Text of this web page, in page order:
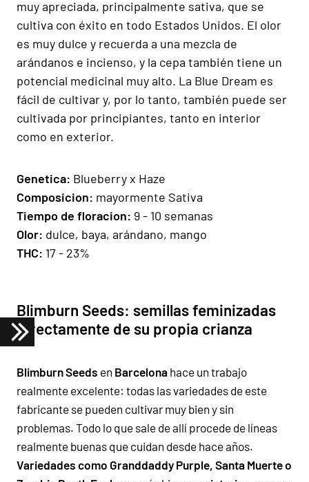
muy apreciada, principalmente sativa, que se
cultiva con éxito en todo Estados Unidos. El olor
es muy dulce y recuerda a una mezcla de
arándanos e incienso, y la cepa también tiene un
potencial medicinal muy alto. La Blue Dream es
fácil de cultivar y, por lo tanto, también puede ser
cultivada por principiantes, tanto en interior
como en exterior.
Genetica: Blueberry x Haze
Composicion: mayormente Sativa
Tiempo de floracion: 9 - 10 semanas
Olor: dulce, baya, arándano, mango
THC: 17 - 23%
Blimburn Seeds: semillas feminizadas
directamente de su propia crianza
Blimburn Seeds en Barcelona hace un trabajo
realmente excelente: todas las variedades de este
fabricante se pueden cultivar muy bien y sin
problemas. Todo lo que sale de allí procede de líneas
realmente buenas que cuidan desde hace años.
Variedades como Granddaddy Purple, Santa Muerte o